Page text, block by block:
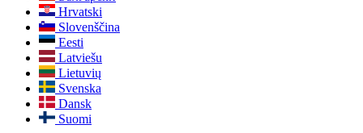
Hrvatski
Slovenščina
Eesti
Latviešu
Lietuvių
Svenska
Dansk
Suomi